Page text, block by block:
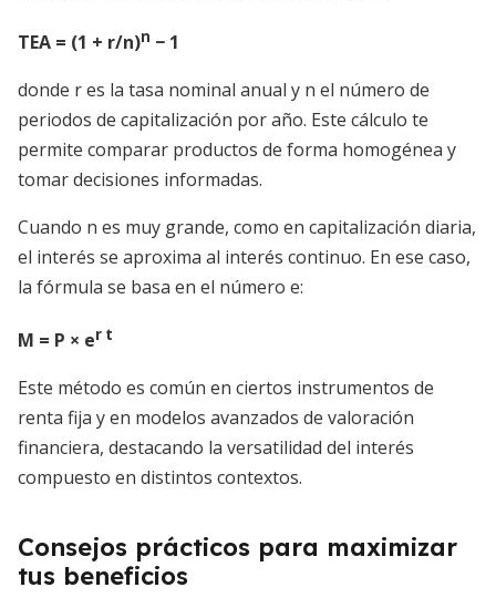
TEA = (1 + r/n)n − 1
donde r es la tasa nominal anual y n el número de
periodos de capitalización por año. Este cálculo te
permite comparar productos de forma homogénea y
tomar decisiones informadas.
Cuando n es muy grande, como en capitalización diaria,
el interés se aproxima al interés continuo. En ese caso,
la fórmula se basa en el número e:
M = P × er t
Este método es común en ciertos instrumentos de
renta fija y en modelos avanzados de valoración
financiera, destacando la versatilidad del interés
compuesto en distintos contextos.
Consejos prácticos para maximizar
tus beneficios